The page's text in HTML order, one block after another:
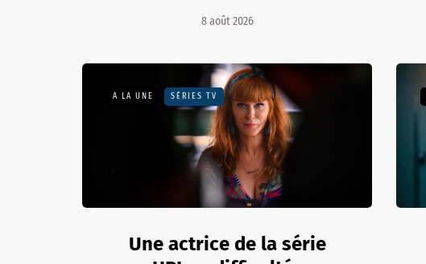
8 août 2026
A LA UNE SÉRIES TV
Une actrice de la série